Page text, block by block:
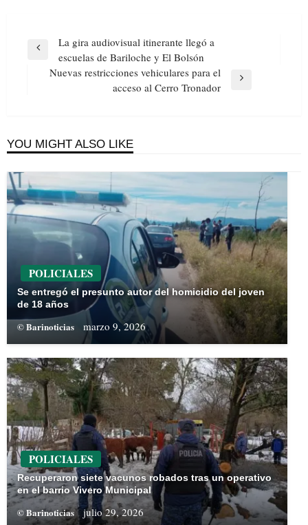
Navegación
entradas
Previous
La gira audiovisual itinerante llegó a
escuelas de Bariloche y El Bolsón
Nuevas restricciones vehiculares para el
acceso al Cerro Tronador
YOU MIGHT ALSO LIKE
POLICIALES
Se entregó el presunto autor del homicidio del joven
de 18 años
© Barinoticias marzo 9, 2026
POLICIALES
Recuperaron siete vacunos robados tras un operativo
en el barrio Vivero Municipal
© Barinoticias julio 29, 2026